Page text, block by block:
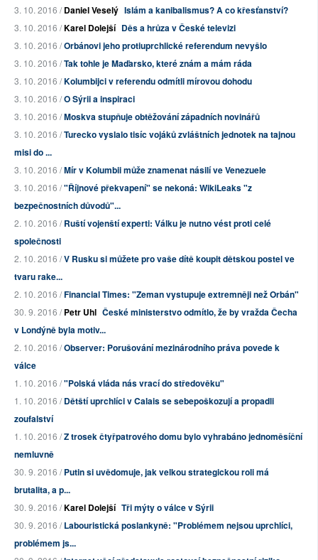
3. 10. 2016 /Daniel Veselý Islám a kanibalismus? A co křesťanství?
3. 10. 2016 /Karel Dolejší Děs a hrůza v České televizi
3. 10. 2016 /Orbánovi jeho protiuprchlické referendum nevyšlo
3. 10. 2016 /Tak tohle je Maďarsko, které znám a mám ráda
3. 10. 2016 /Kolumbijci v referendu odmítli mírovou dohodu
3. 10. 2016 /O Sýrii a inspiraci
3. 10. 2016 /Moskva stupňuje obtěžování západních novinářů
3. 10. 2016 /Turecko vyslalo tisíc vojáků zvláštních jednotek na tajnou
misi do ...
3. 10. 2016 /Mír v Kolumbii může znamenat násilí ve Venezuele
3. 10. 2016 /"Říjnové překvapení" se nekoná: WikiLeaks "z
bezpečnostních důvodů"...
2. 10. 2016 /Ruští vojenští experti: Válku je nutno vést proti celé
společnosti
2. 10. 2016 /V Rusku si můžete pro vaše dítě koupit dětskou postel ve
tvaru rake...
2. 10. 2016 /Financial Times: "Zeman vystupuje extremněji než Orbán"
30. 9. 2016 /Petr Uhl České ministerstvo odmítlo, že by vražda Čecha
v Londýně byla motiv...
2. 10. 2016 /Observer: Porušování mezinárodního práva povede k
válce
1. 10. 2016 /"Polská vláda nás vrací do středověku"
1. 10. 2016 /Dětští uprchlíci v Calais se sebepoškozují a propadli
zoufalství
1. 10. 2016 /Z trosek čtyřpatrového domu bylo vyhrabáno jednoměsíční
nemluvně
30. 9. 2016 /Putin si uvědomuje, jak velkou strategickou roli má
brutalita, a p...
30. 9. 2016 /Karel Dolejší Tři mýty o válce v Sýrii
30. 9. 2016 /Labouristická poslankyně: "Problémem nejsou uprchlíci,
problémem js...